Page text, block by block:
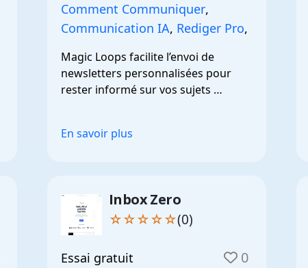
Comment Communiquer,
Communication IA, Rediger Pro,
Magic Loops facilite l’envoi de
newsletters personnalisées pour
rester informé sur vos sujets
En savoir plus
Inbox Zero
☆☆☆☆☆(0)
Essai gratuit 0